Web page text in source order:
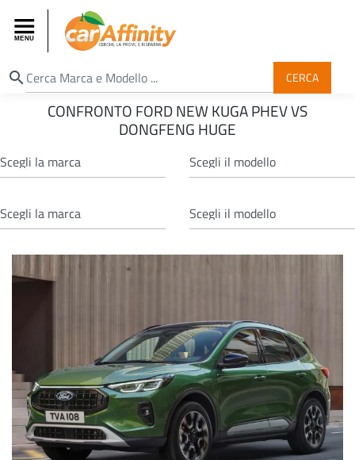
search CERCA
CONFRONTO FORD NEW KUGA PHEV VS
DONGFENG HUGE